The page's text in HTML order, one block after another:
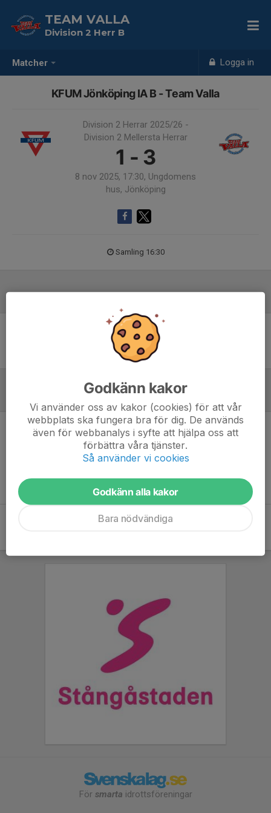
Matcher Logga in
TEAM VALLA
Division 2 Herr B
KFUM Jönköping IA B - Team Valla
Division 2 Herrar 2025/26 -
Division 2 Mellersta Herrar
1 - 3
8 nov 2025, 17:30, Ungdomens
hus, Jönköping
Samling 16:30
Ingen uppställning ifylld
Inget referat skrivet
För smarta idrottsföreningar
Godkänn kakor
Vi använder oss av kakor (cookies) för att vår
webbplats ska fungera bra för dig. De används
även för webbanalys i syfte att hjälpa oss att
förbättra våra tjänster.
Så använder vi cookies
Godkänn alla kakor
Bara nödvändiga